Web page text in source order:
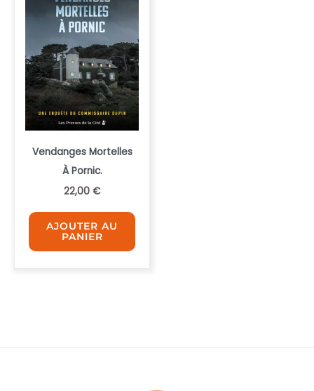
Vendanges Mortelles
À Pornic.
22,00 €
AJOUTER AU
PANIER